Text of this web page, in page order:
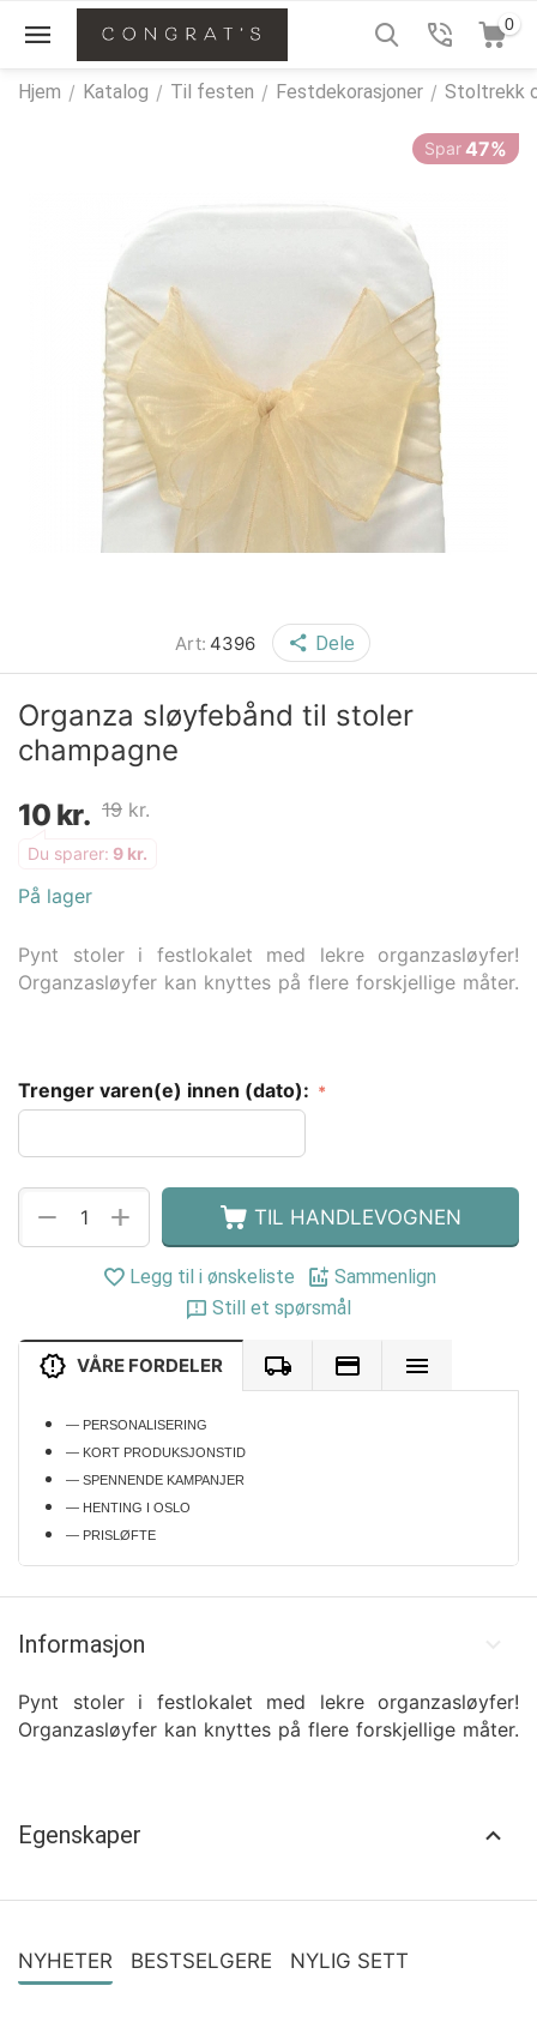
0
Hjem / Katalog / Til festen / Festdekorasjoner / Stoltrekk
Spar47%
Art: 4396 Dele
Organza sløyfebånd til stoler
champagne
10 kr. 19 kr.
Du sparer: 9 kr.
På lager
Pynt stoler i festlokalet med lekre organzasløyfer!
Organzasløyfer kan knyttes på flere forskjellige måter.
Trenger varen(e) innen (dato):
+
− TIL HANDLEVOGNEN
Legg til i ønskeliste
Sammenlign
Still et spørsmål
VÅRE FORDELER
— PERSONALISERING
— KORT PRODUKSJONSTID
— SPENNENDE KAMPANJER
— HENTING I OSLO
— PRISLØFTE
Informasjon
Pynt stoler i festlokalet med lekre organzasløyfer!
Organzasløyfer kan knyttes på flere forskjellige måter.
Egenskaper
NYHETER BESTSELGERE NYLIG SETT